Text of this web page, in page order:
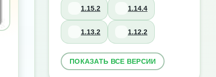
1.15.2 1.14.4
1.13.2 1.12.2
ПОКАЗАТЬ ВСЕ ВЕРСИИ